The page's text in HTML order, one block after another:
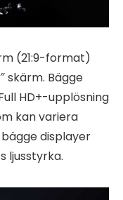
(21:9-format)
skärm. Bägge
HD+-upplösning
kan variera
bägge displayer
ljusstyrka.